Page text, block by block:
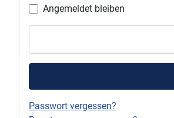
Angemeldet bleiben
Passwort vergessen?